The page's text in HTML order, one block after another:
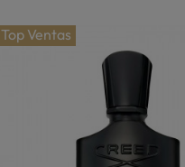
Top Ventas